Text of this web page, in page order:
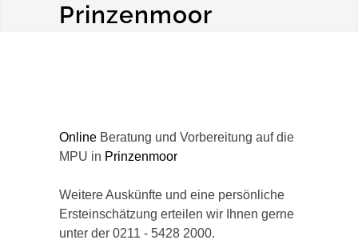
Prinzenmoor
Online Beratung und Vorbereitung auf die
MPU in Prinzenmoor
Weitere Auskünfte und eine persönliche
Ersteinschätzung erteilen wir Ihnen gerne
unter der 0211 - 5428 2000.